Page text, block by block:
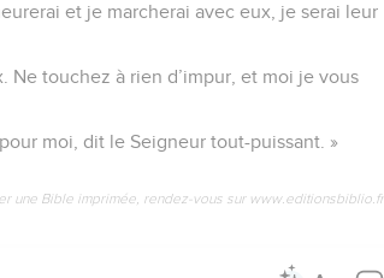
et je marcherai avec eux, je serai leur
Ne touchez à rien d’impur, et moi je vous
moi, dit le Seigneur tout-puissant. »
une Bible imprimée, rendez-vous sur www.editionsbiblio.fr